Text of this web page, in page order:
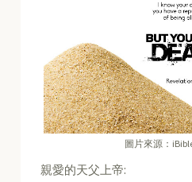
圖片來源：
親愛的天父上帝: